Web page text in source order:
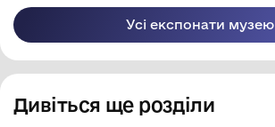
Усі експонати музею
Дивіться ще розділи